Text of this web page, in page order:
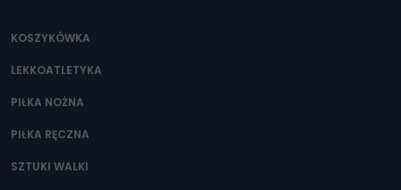
KOSZYKÓWKA
LEKKOATLETYKA
PIŁKA NOŻNA
PIŁKA RĘCZNA
SZTUKI WALKI